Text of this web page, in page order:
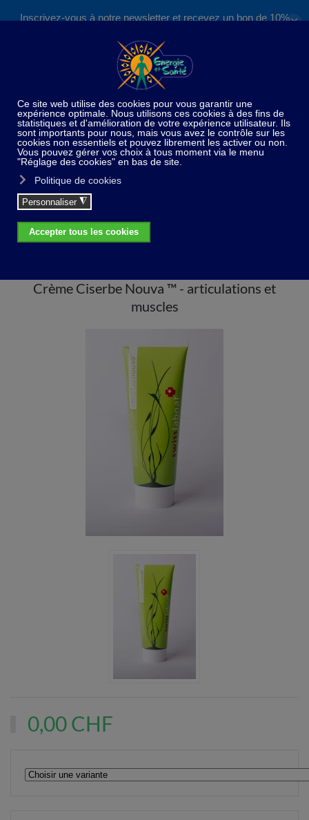
Inscrivez-vous à notre newsletter et recevez un bon de 10%
S'inscrire
✕
Home Soins du corps / Esthétique
Nouva ™ - articulations et muscles
Crème Ciserbe Nouva ™ - articulations et
muscles
0,00 CHF